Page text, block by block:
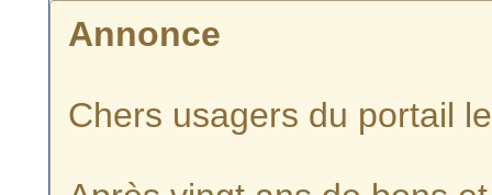
Annonce
Chers usagers du portail